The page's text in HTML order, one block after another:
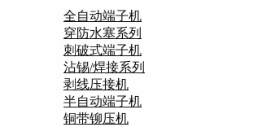
全自动端子机
穿防水塞系列
刺破式端子机
沾锡/焊接系列
剥线压接机
半自动端子机
铜带铆压机